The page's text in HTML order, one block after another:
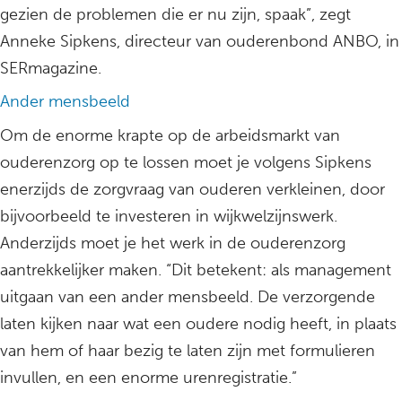
gezien de problemen die er nu zijn, spaak”, zegt
Anneke Sipkens, directeur van ouderenbond ANBO, in
SERmagazine.
Ander mensbeeld
Om de enorme krapte op de arbeidsmarkt van
ouderenzorg op te lossen moet je volgens Sipkens
enerzijds de zorgvraag van ouderen verkleinen, door
bijvoorbeeld te investeren in wijkwelzijnswerk.
Anderzijds moet je het werk in de ouderenzorg
aantrekkelijker maken. “Dit betekent: als management
uitgaan van een ander mensbeeld. De verzorgende
laten kijken naar wat een oudere nodig heeft, in plaats
van hem of haar bezig te laten zijn met formulieren
invullen, en een enorme urenregistratie.”